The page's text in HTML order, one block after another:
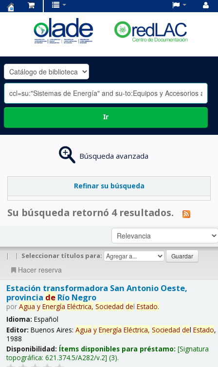
OLADE
-
Ir
Búsqueda avanzada
Refinar su búsqueda
Su búsqueda retornó 4 resultados.
| | Seleccionar títulos para:
Hacer reserva
Estación transformadora San Antonio Oeste,
provincia deRío Negro
por Agua y Energía Eléctrica, Sociedad del Estado.
Idioma: Español
Editor: Buenos Aires: Agua y Energía Eléctrica, Sociedad del Estado,
1988
Disponibilidad: Ítems disponibles para préstamo: Signatura
topográfica: 621.374.5/A282/v.2 (3).